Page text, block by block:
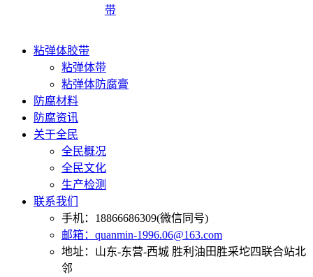
带
粘弹体胶带
粘弹体带
粘弹体防腐膏
防腐材料
防腐资讯
关于全民
全民概况
全民文化
生产检测
联系我们
手机：18866686309(微信同号)
邮箱：quanmin-1996.06@163.com
地址：山东-东营-西城 胜利油田胜采坨四联合站北
邻